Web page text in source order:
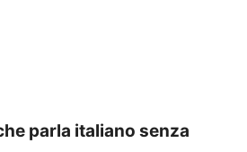
parla italiano senza